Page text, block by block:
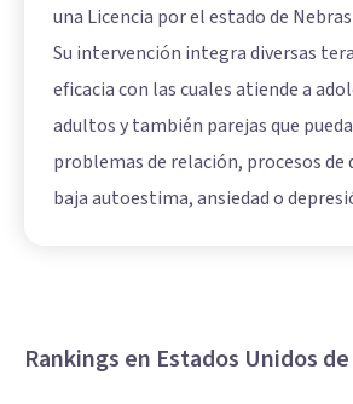
una Licencia por el estado de
Su intervención integra diversas
eficacia con las cuales atiende a
adultos y también parejas que
problemas de relación, procesos de
baja autoestima, ansiedad o
Rankings en Estados Unidos